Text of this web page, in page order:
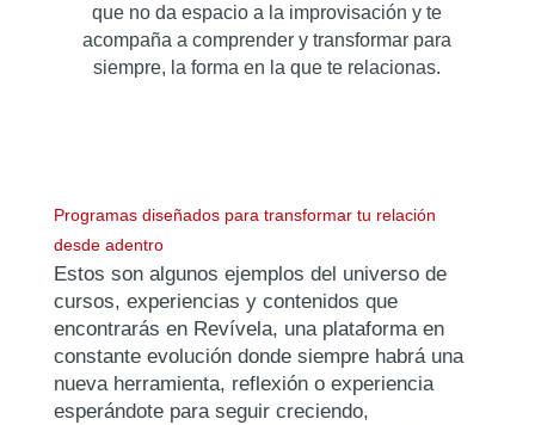
que no da espacio a la improvisación y te
acompaña a comprender y transformar para
siempre, la forma en la que te relacionas.
Programas diseñados para transformar tu relación
desde adentro
Estos son algunos ejemplos del universo de
cursos, experiencias y contenidos que
encontrarás en Revívela, una plataforma en
constante evolución donde siempre habrá una
nueva herramienta, reflexión o experiencia
esperándote para seguir creciendo,